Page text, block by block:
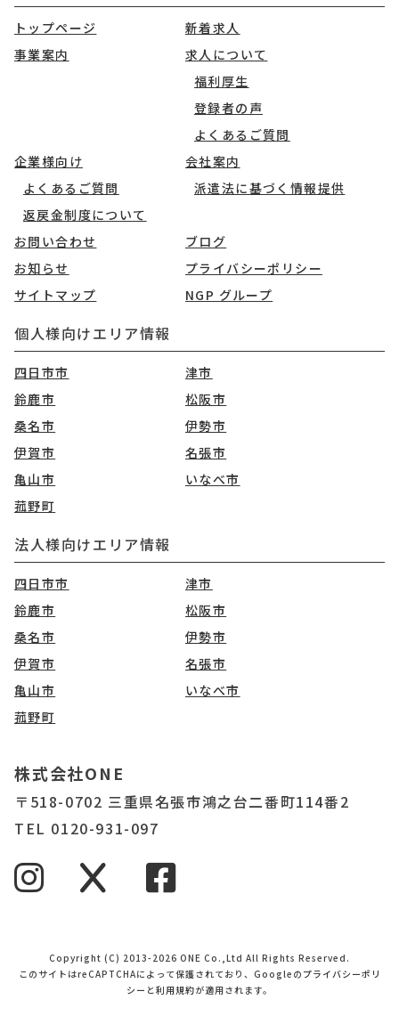
トップページ
新着求人
事業案内
求人について
福利厚生
登録者の声
よくあるご質問
企業様向け
よくあるご質問
返戻金制度について
会社案内
派遣法に基づく情報提供
お問い合わせ
ブログ
お知らせ
プライバシーポリシー
サイトマップ
NGP グループ
個人様向けエリア情報
四日市市
津市
鈴鹿市
松阪市
桑名市
伊勢市
伊賀市
名張市
亀山市
いなべ市
菰野町
法人様向けエリア情報
四日市市
津市
鈴鹿市
松阪市
桑名市
伊勢市
伊賀市
名張市
亀山市
いなべ市
菰野町
株式会社ONE
〒518-0702 三重県名張市鴻之台二番町114番2
TEL 0120-931-097
Copyright (C) 2013-2026 ONE Co.,Ltd All Rights Reserved.
このサイトはreCAPTCHAによって保護されており、Googleの プライバシーポリ
シー と利用規約が適用されます。